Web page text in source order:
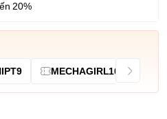
20%
MECHAGIRL10